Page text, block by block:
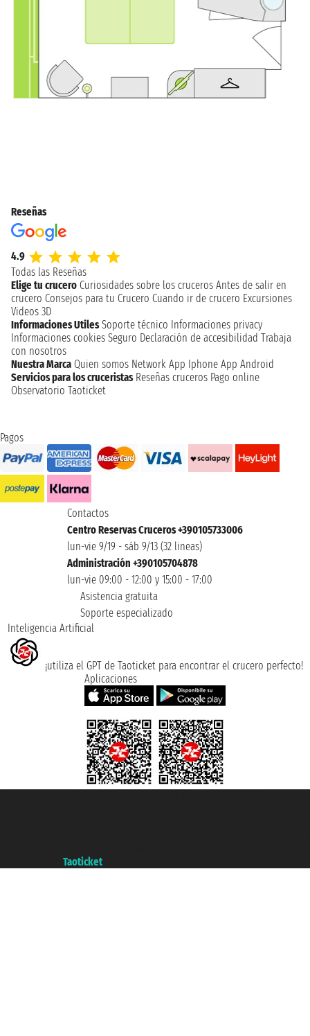
Reseñas
4.9
Todas las Reseñas
Elige tu crucero Curiosidades sobre los cruceros Antes de salir en
crucero Consejos para tu Crucero Cuando ir de crucero Excursiones
Videos 3D
Informaciones Utiles Soporte técnico Informaciones privacy
Informaciones cookies Seguro Declaración de accesibilidad Trabaja
con nosotros
Nuestra Marca Quien somos Network App Iphone App Android
Servicios para los cruceristas Reseñas cruceros Pago online
Observatorio Taoticket
Pagos
Contactos
Centro Reservas Cruceros +390105733006
lun-vie 9/19 - sáb 9/13 (32 lineas)
Administración +390105704878
lun-vie 09:00 - 12:00 y 15:00 - 17:00
Asistencia gratuita
Soporte especializado
Inteligencia Artificial
¡utiliza el GPT de Taoticket para encontrar el crucero perfecto!
Aplicaciones
Taoticket